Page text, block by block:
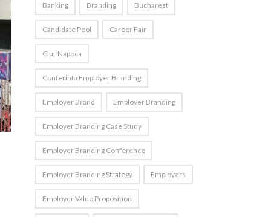
Banking Branding Bucharest
Candidate Pool Career Fair
Cluj-Napoca
Conferinta Employer Branding
Employer Brand Employer Branding
Employer Branding Case Study
Employer Branding Conference
Employer Branding Strategy Employers
Employer Value Proposition